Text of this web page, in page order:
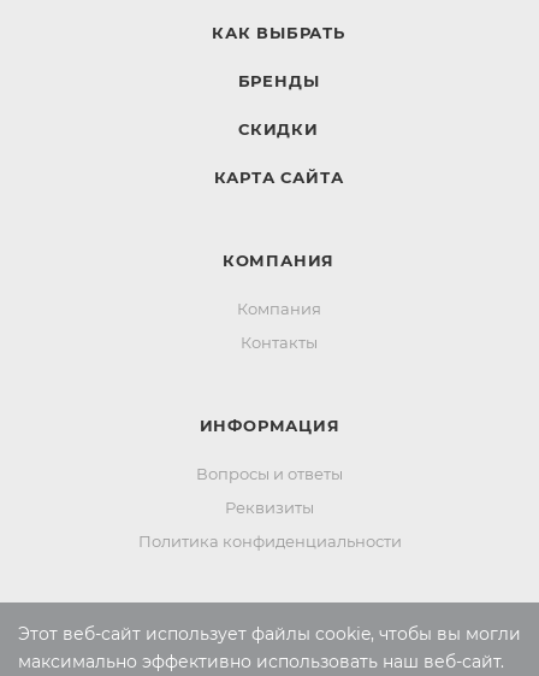
КАК ВЫБРАТЬ
БРЕНДЫ
СКИДКИ
КАРТА САЙТА
КОМПАНИЯ
Компания
Контакты
ИНФОРМАЦИЯ
Вопросы и ответы
Реквизиты
Политика конфиденциальности
ПОМОЩЬ
Этот веб-сайт использует файлы cookie, чтобы вы могли
максимально эффективно использовать наш веб-сайт.